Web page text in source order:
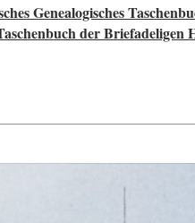
Genealogisches
der Briefadeligen